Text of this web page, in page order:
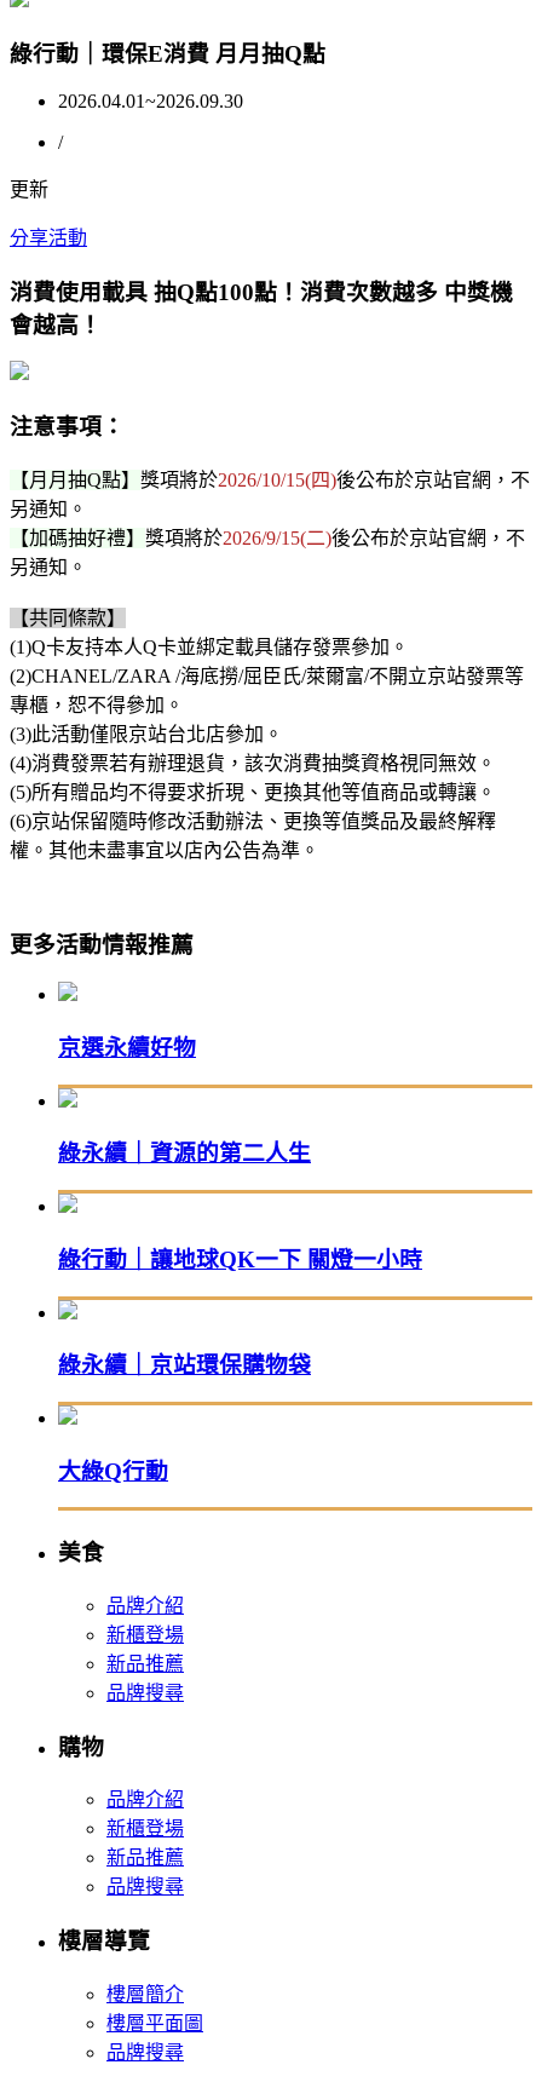
綠行動｜環保E消費 月月抽Q點
2026.04.01~2026.09.30
/
更新
分享活動
消費使用載具 抽Q點100點！消費次數越多 中獎機
會越高！
注意事項：
【月月抽Q點】 獎項將於2026/10/15(四)後公布於京站官網，不
另通知。
【加碼抽好禮】 獎項將於2026/9/15(二)後公布於京站官網，不
另通知。
【共同條款】
(1)Q卡友持本人Q卡並綁定載具儲存發票參加。
(2)CHANEL/ZARA /海底撈/屈臣氏/萊爾富/不開立京站發票等
專櫃，恕不得參加。
(3)此活動僅限京站台北店參加。
(4)消費發票若有辦理退貨，該次消費抽獎資格視同無效。
(5)所有贈品均不得要求折現、更換其他等值商品或轉讓。
(6)京站保留隨時修改活動辦法、更換等值獎品及最終解釋
權。其他未盡事宜以店內公告為準。
更多活動情報推薦
京選永續好物
綠永續｜資源的第二人生
綠行動｜讓地球QK一下 關燈一小時
綠永續｜京站環保購物袋
大綠Q行動
美食
品牌介紹
新櫃登場
新品推薦
品牌搜尋
購物
品牌介紹
新櫃登場
新品推薦
品牌搜尋
樓層導覽
樓層簡介
樓層平面圖
品牌搜尋